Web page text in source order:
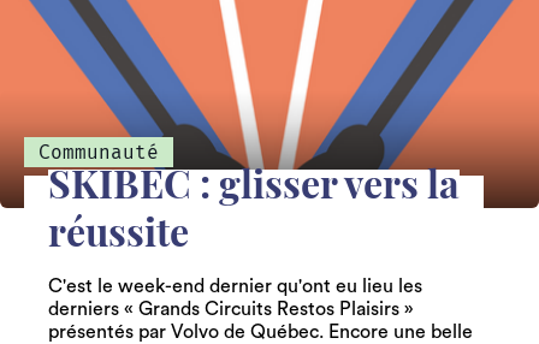
Communauté
SKIBEC : glisser vers la
réussite
C'est le week-end dernier qu'ont eu lieu les
derniers « Grands Circuits Restos Plaisirs »
présentés par Volvo de Québec. Encore une belle